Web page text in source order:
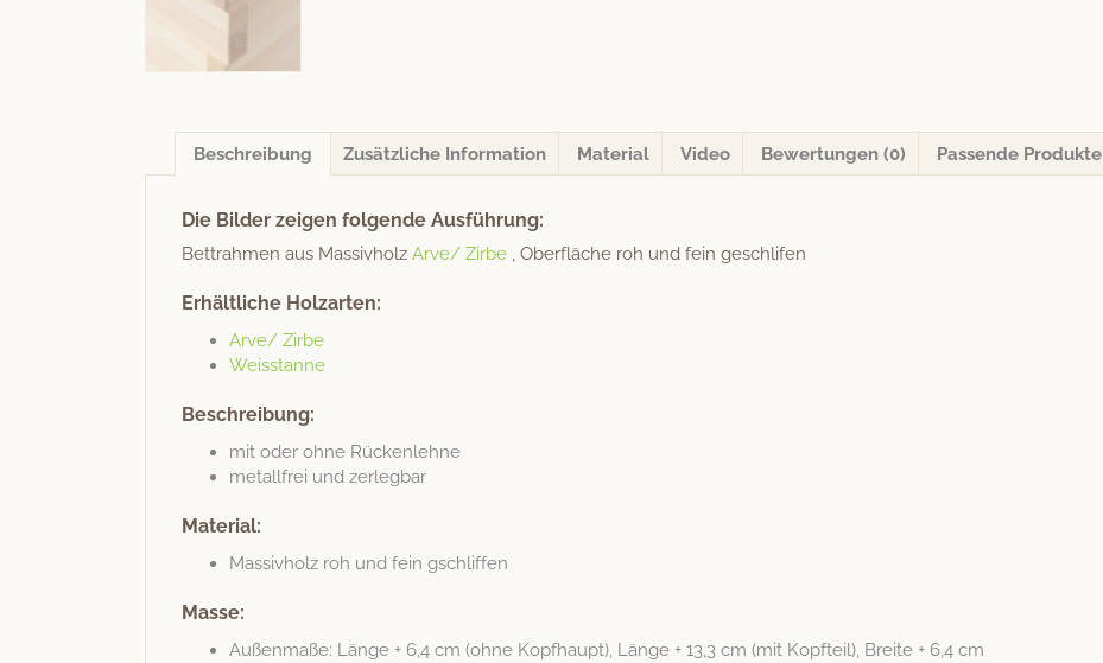
Beschreibung Zusätzliche Information Material Video Bewertungen (0) Passende Produkte
Die Bilder zeigen folgende Ausführung:
Bet­trah­men aus Mas­sivholz Arve/ Zirbe , Ober­fläche roh und fein geschlifen
Erhältliche Holzarten:
Arve/ Zirbe
Weis­stanne
Beschreibung:
mit oder ohne Rückenlehne
met­all­frei und zerlegbar
Material:
Mas­sivholz roh und fein gschliffen
Masse:
Außen­maße: Länge + 6,4 cm (ohne Kopfhaupt), Länge + 13,3 cm (mit Kopfteil), Bre­ite + 6,4 cm